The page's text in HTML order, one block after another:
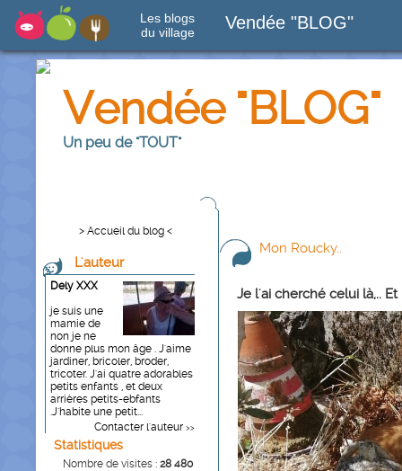
Les blogs
du village
Vendée "BLOG"
Vendée "BLOG"
Un peu de "TOUT"
> Accueil du blog <
L'auteur
Dely XXX
je suis une
mamie de
non je ne
donne plus mon âge . J'aime
jardiner, bricoler, broder,
tricoter. J'ai quatre adorables
petits enfants , et deux
arrières petits-ebfants
.J'habite une petit...
Contacter l'auteur >>
Statistiques
Nombre de visites : 28 480
Mon Roucky..
Je l'ai cherché celui là,..